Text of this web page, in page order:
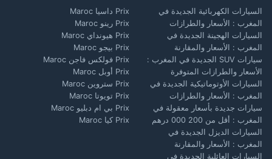
السيارات الكهربائية الجديدة في
المغرب : الأسعار والطرازات
السيارات الهجينة الجديدة في
المغرب : الأسعار والمقارنة
سيارات SUV الجديدة في المغرب :
الأسعار والطرازات المتوفرة
السيارات الأوتوماتيكية الجديدة في
المغرب : الأسعار والطرازات
سيارات جديدة بأسعار معقولة في
المغرب : أقل من 200 000 درهم
السيارات الديزل الجديدة في
المغرب : الأسعار والمقارنة
السيارات العائلية الجديدة في
Prix داسيا Maroc
Prix رينو Maroc
Prix هيونداي Maroc
Prix بيجو Maroc
Prix فولكس فاجن Maroc
Prix أوبل Maroc
Prix ستروين Maroc
Prix تويوتا Maroc
Prix بي ام دبليو Maroc
Prix كيا Maroc